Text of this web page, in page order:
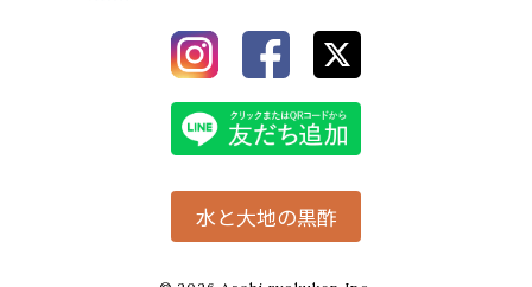
水と大地の黒酢